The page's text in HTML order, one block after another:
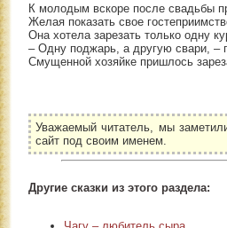
К молодым вскоре после свадьбы
Желая показать свое
Она хотела зарезать только одну
– Одну поджарь, а другую свари, –
Смущенной хозяйке пришлось
Уважаемый читатель, мы
сайт под своим именем.
Другие сказки из этого раздела: